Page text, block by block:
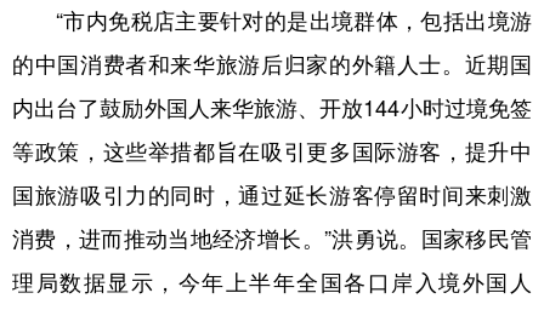
“市内免税店主要针对的是出境群体，包括出境游
的中国消费者和来华旅游后归家的外籍人士。近期国
内出台了鼓励外国人来华旅游、开放144小时过境免签
等政策，这些举措都旨在吸引更多国际游客，提升中
国旅游吸引力的同时，通过延长游客停留时间来刺激
消费，进而推动当地经济增长。”洪勇说。国家移民管
理局数据显示，今年上半年全国各口岸入境外国人